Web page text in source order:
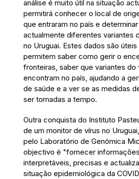
análise é muito útil na situação
permitirá conhecer o local de
que entraram no país e
actualmente diferentes variantes
no Uruguai. Estes dados são
permitem saber como gerir o
fronteiras, saber que variantes do
encontram no país, ajudando a
de saúde e a ver se as medidas
ser tomadas a tempo.
Outra conquista do Instituto
de um monitor de vírus no
pelo Laboratório de Genómica
objectivo é "fornecer
interpretáveis, precisas e
situação epidemiológica da